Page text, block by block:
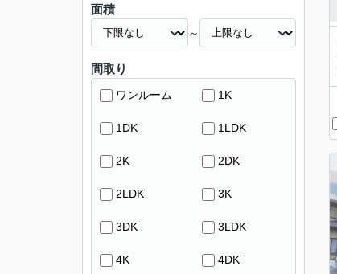
面積
～
間取り
ワンルーム 1K
1DK 1LDK
2K 2DK
2LDK 3K
3DK 3LDK
4K 4DK